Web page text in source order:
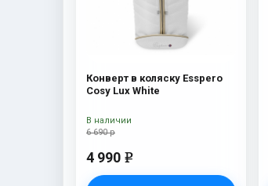
Конверт в коляску Esspero
Cosy Lux White
6 690 р
4 990 e
В наличии